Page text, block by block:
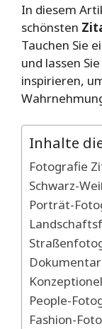
In diesem
schönsten
Tauchen Sie
und lassen
inspirieren,
Inhalte
Fotografie
Schwarz-
Porträt-
People-
Fashion-